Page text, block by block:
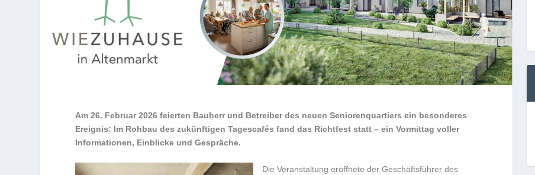
Am 26. Februar 2026 feierten Bauherr und Betreiber des neuen Seniorenquartiers ein besonderes
Ereignis: Im Rohbau des zukünftigen Tagescafés fand das Richtfest statt – ein Vormittag voller
Informationen, Einblicke und Gespräche.
Die Veranstaltung eröffnete der Geschäftsführer des